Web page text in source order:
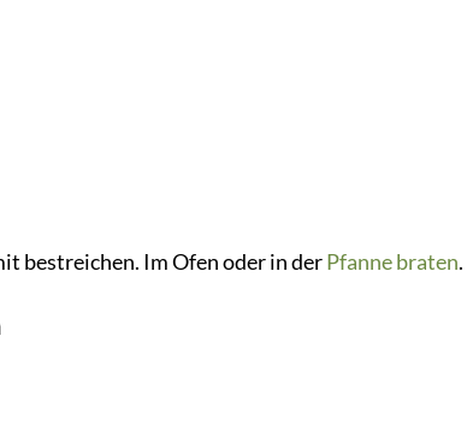
bestreichen. Im Ofen oder in derPfanne braten.